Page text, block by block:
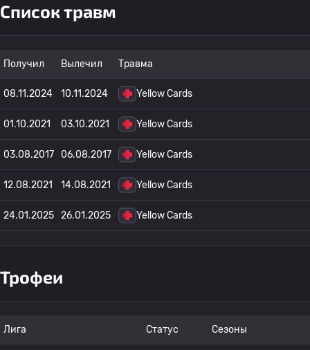
Список травм
Получил Вылечил Травма
08.11.2024 10.11.2024 Yellow Cards
01.10.2021 03.10.2021 Yellow Cards
03.08.2017 06.08.2017 Yellow Cards
12.08.2021 14.08.2021 Yellow Cards
24.01.2025 26.01.2025 Yellow Cards
Трофеи
Лига Статус Сезоны